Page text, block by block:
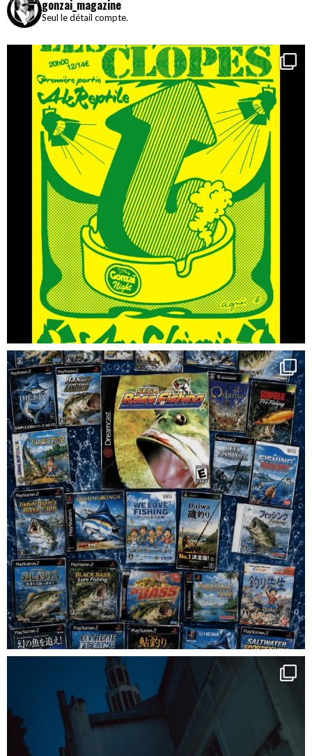
gonzai_magazine
Seul le détail compte.